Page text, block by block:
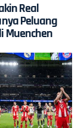
Real
Peluang
Muenchen